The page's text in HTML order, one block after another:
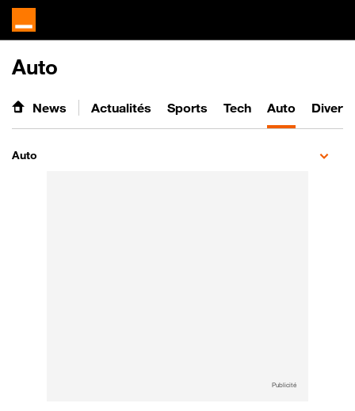
Auto
News Actualités Sports Tech Auto
Auto
Publicité